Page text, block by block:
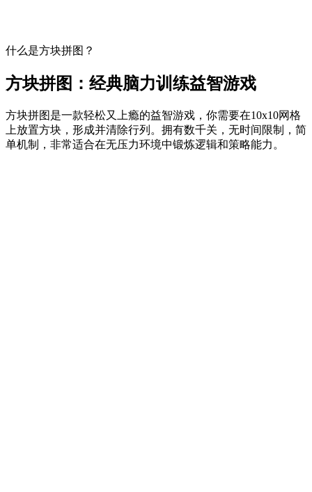
什么是方块拼图？
方块拼图：经典脑力训练益智游戏
方块拼图是一款轻松又上瘾的益智游戏，你需要在10x10网格
上放置方块，形成并清除行列。拥有数千关，无时间限制，简
单机制，非常适合在无压力环境中锻炼逻辑和策略能力。